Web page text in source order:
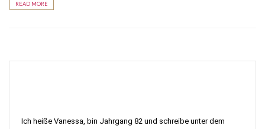
READ MORE
Ich heiße Vanessa, bin Jahrgang 82 und schreibe unter dem